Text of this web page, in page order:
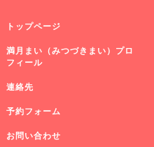
トップページ
満月まい（みつづきまい）プロ
フィール
連絡先
予約フォーム
お問い合わせ